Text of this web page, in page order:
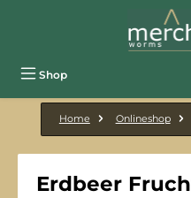
Shop
Home Onlineshop
Erdbeer